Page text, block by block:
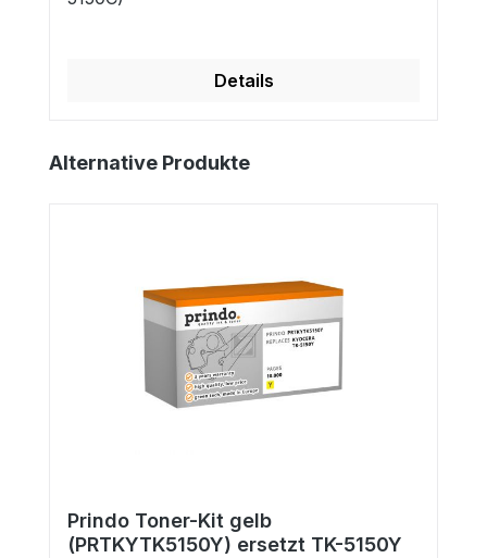
Details
Produktgalerie überspringen
Alternative Produkte
Prindo Toner-Kit gelb
(PRTKYTK5150Y) ersetzt TK-5150Y